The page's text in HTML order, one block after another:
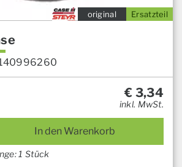
Ersatzteil
original
€ 3,34
inkl. MwSt.
In den Warenkorb
1 Stück